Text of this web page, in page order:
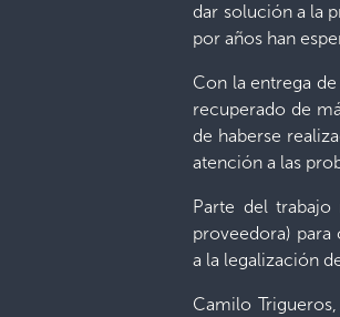
dar solución a la
por años han
Con la entrega
recuperado de
de haberse
atención a las
Parte del
proveedora)
a la legalización
Camilo